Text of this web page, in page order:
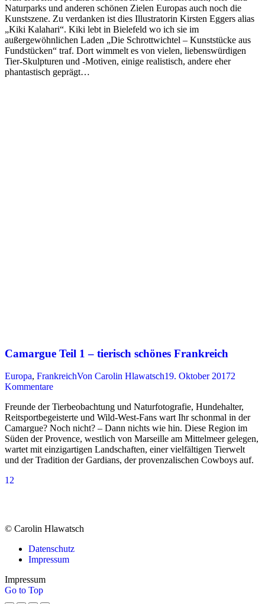
Naturparks und anderen schönen Zielen Europas auch noch die
Kunstszene. Zu verdanken ist dies Illustratorin Kirsten Eggers alias
„Kiki Kalahari“. Kiki lebt in Bielefeld wo ich sie im
außergewöhnlichen Laden „Die Schrottwichtel – Kunststücke aus
Fundstücken“ traf. Dort wimmelt es von vielen, liebenswürdigen
Tier-Skulpturen und -Motiven, einige realistisch, andere eher
phantastisch geprägt…
Camargue Teil 1 – tierisch schönes Frankreich
Europa, FrankreichVon Carolin Hlawatsch19. Oktober 20172
Kommentare
Freunde der Tierbeobachtung und Naturfotografie, Hundehalter,
Reitsportbegeisterte und Wild-West-Fans wart Ihr schonmal in der
Camargue? Noch nicht? – Dann nichts wie hin. Diese Region im
Süden der Provence, westlich von Marseille am Mittelmeer gelegen,
wartet mit einzigartigen Landschaften, einer vielfältigen Tierwelt
und der Tradition der Gardians, der provenzalischen Cowboys auf.
1 2
© Carolin Hlawatsch
Datenschutz
Impressum
Impressum
Go to Top